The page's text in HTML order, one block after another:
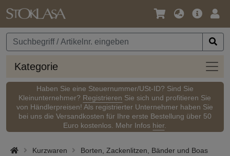
Sprache
Währung
Kategorie
Haben Sie eine Steuernummer/USt-ID? Sind Sie
Kleinunternehmer? Registrieren Sie sich und profitieren Sie
von Händlerpreisen! Als registrierter Unternehmer haben Sie
bei uns die Versandkosten für Ihre erste Bestellung über 50
Euro kostenlos. Mehr Infos hier.
Kurzwaren
Borten, Zackenlitzen, Bänder und Boas